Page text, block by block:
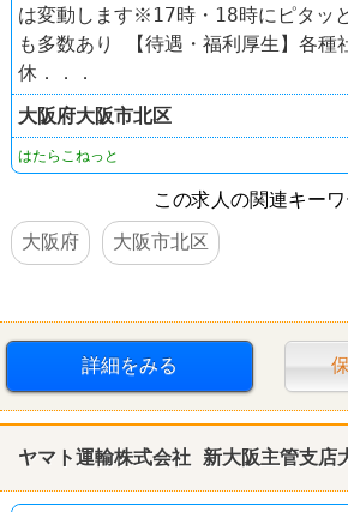
は変動します※17時・18時にピタッ
も多数あり 【待遇・福利厚生】各種
休．．．
大阪府大阪市北区
はたらこねっと
この求人の関連キー
大阪府
大阪市北区
詳細をみる
ヤマト運輸株式会社 新大阪主管支店